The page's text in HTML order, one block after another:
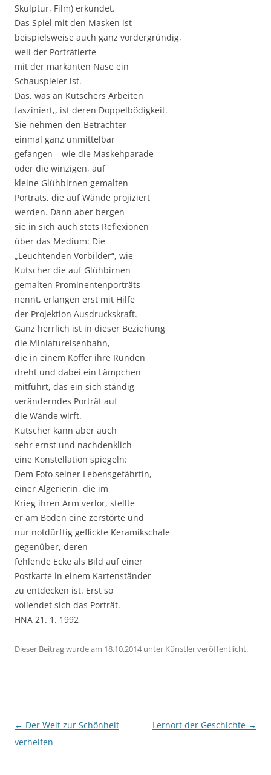
Skulptur, Film) erkundet.
Das Spiel mit den Masken ist
beispielsweise auch ganz vordergründig,
weil der Porträtierte
mit der markanten Nase ein
Schauspieler ist.
Das, was an Kutschers Arbeiten
fasziniert,, ist deren Doppelbödigkeit.
Sie nehmen den Betrachter
einmal ganz unmittelbar
gefangen – wie die Maskehparade
oder die winzigen, auf
kleine Glühbirnen gemalten
Porträts, die auf Wände projiziert
werden. Dann aber bergen
sie in sich auch stets Reflexionen
über das Medium: Die
„Leuchtenden Vorbilder“, wie
Kutscher die auf Glühbirnen
gemalten Prominentenporträts
nennt, erlangen erst mit Hilfe
der Projektion Ausdruckskraft.
Ganz herrlich ist in dieser Beziehung
die Miniatureisenbahn,
die in einem Koffer ihre Runden
dreht und dabei ein Lämpchen
mitführt, das ein sich ständig
veränderndes Porträt auf
die Wände wirft.
Kutscher kann aber auch
sehr ernst und nachdenklich
eine Konstellation spiegeln:
Dem Foto seiner Lebensgefährtin,
einer Algerierin, die im
Krieg ihren Arm verlor, stellte
er am Boden eine zerstörte und
nur notdürftig geflickte Keramikschale
gegenüber, deren
fehlende Ecke als Bild auf einer
Postkarte in einem Kartenständer
zu entdecken ist. Erst so
vollendet sich das Porträt.
HNA 21. 1. 1992
Dieser Beitrag wurde am 18.10.2014unter Künstlerveröffentlicht.
Beitragsnavigation
← Der Welt zur Schönheit
verhelfen
Lernort der Geschichte →